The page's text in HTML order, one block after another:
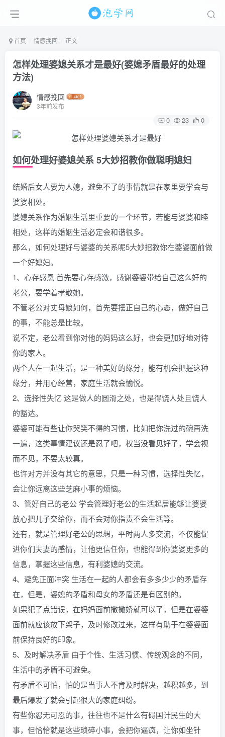
首页 情感挽回 正文
怎样处理婆媳关系才是最好(婆媳矛盾最好的处理
方法)
情感挽回
3年前发布
0 23 0
如何处理好婆媳关系 5大妙招教你做聪明媳妇
结婚后女人要为人媳，避免不了的事情就是在家里要学会与
婆婆相处。
婆媳关系作为婚姻生活里重要的一个环节，若能与婆婆和睦
相处，这样的婚姻生活必定会和谐很多。
那么，如何处理好与婆婆的关系呢5大妙招教你在婆婆面前做
一个好媳妇。
1、心存感恩 首先要心存感激，感谢婆婆带给自己这么好的
老公，要学着孝敬她。
不管老公对丈母娘如何，首先要摆正自己的心态，做好自己
的事，不能总是比较。
说不定，老公看到你对他的妈妈这么好，也会更加好地对待
你的家人。
两个人在一起生活，是一种美好的缘分，能有机会把握这种
缘分，并用心经营，家庭生活就会愉悦。
2、选择性失忆 这是做人的圆滑之处，也是得饶人处且饶人
的豁达。
婆婆可能有些让你哭笑不得的习惯，比如把你洗过的碗再洗
一遍，这类事情建议还是忍了吧，权当没看见好了，学会视
而不见，不要太较真。
也许对方并没有其它的意思，只是一种习惯，选择性失忆，
会让你远离这些芝麻小事的烦恼。
3、管好自己的老公 学会管理好老公的生活起居能够让婆婆
放心把儿子交给你，而不会对你指责不会生活等。
还有，就是管理好老公的思想，平时两人多交流，不仅能促
进你们夫妻的感情，让他更信任你，也能得到你婆婆更多的
信息，掌握这些信息，有利婆媳的交流。
4、避免正面冲突 生活在一起的人都会有多多少少的矛盾存
在，但是，婆媳的矛盾和母女的矛盾还是有区别的。
如果犯了点错误，在妈妈面前撒撒娇就可以了，但是在婆婆
面前就应该放下架子，及时修改过来，这样有助于在婆婆面
前保持良好的印象。
5、及时解决矛盾 由于个性、生活习惯、传统观念的不同，
生活中的矛盾不可避免。
有矛盾不可怕，怕的是当事人不肯及时解决，越积越多，到
最后爆发了就会引起很大的家庭纠纷。
有些你忍无可忍的事，往往也不是什么有碍国计民生的大
事，但恰恰就是这些琐碎小事，会把你逼疯，让你如坐针